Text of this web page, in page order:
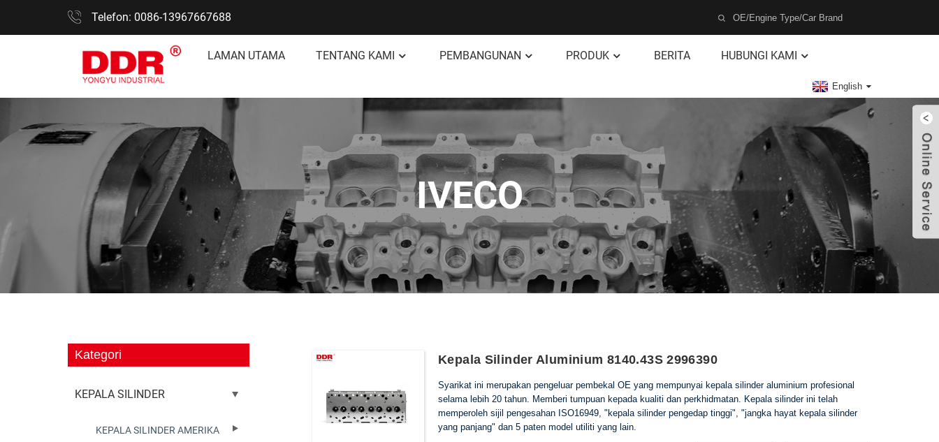
Telefon: 0086-13967667688
LAMAN UTAMA TENTANG KAMI PEMBANGUNAN PRODUK BERITA HUBUNGI KAMI
English
IVECO
Kategori
KEPALA SILINDER
KEPALA SILINDER AMERIKA
Kepala Silinder Aluminium 8140.43S 2996390
Syarikat ini merupakan pengeluar pembekal OE yang mempunyai kepala silinder aluminium profesional
selama lebih 20 tahun. Memberi tumpuan kepada kualiti dan perkhidmatan. Kepala silinder ini telah
memperoleh sijil pengesahan ISO16949, "kepala silinder pengedap tinggi", "jangka hayat kepala silinder
yang panjang" dan 5 paten model utiliti yang lain.